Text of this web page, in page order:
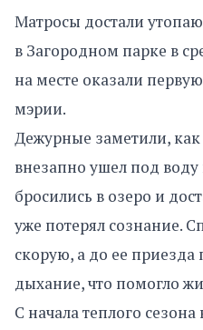
Матросы достали
в Загородном парке в
на месте оказали
мэрии.
Дежурные заметили,
внезапно ушел под
бросились в озеро и
уже потерял сознание.
скорую, а до ее приезда
дыхание, что помогло
С начала теплого